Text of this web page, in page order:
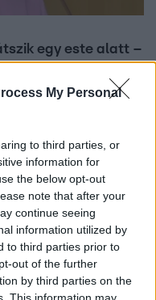
My Personal
to third parties, or
information for
the below opt-out
note that after your
continue seeing
information utilized by
to third parties prior to
out of the further
by third parties on the
This information may
egy este alatt –
meg a Leenane szépe
kihívásokról,